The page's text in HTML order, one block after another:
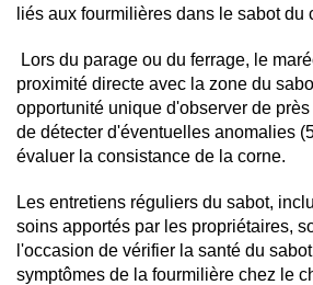
liés aux fourmilières dans le sabot du
Lors du parage ou du ferrage, le
proximité directe avec la zone du
opportunité unique d'observer de
de détecter d'éventuelles anomalies
évaluer la consistance de la corne.
Les entretiens réguliers du sabot,
soins apportés par les propriétaires,
l'occasion de vérifier la santé du
symptômes de la fourmilière chez le